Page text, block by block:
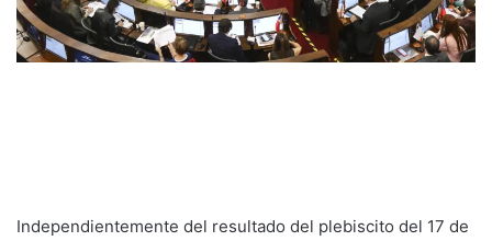
Independientemente del resultado del plebiscito del 17 de